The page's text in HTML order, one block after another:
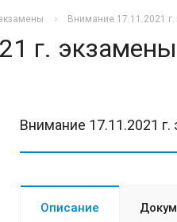
Внимание 17.11.2021
г.
Внимание 17.11.2021
Описание